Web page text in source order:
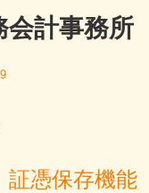
証憑保存機能